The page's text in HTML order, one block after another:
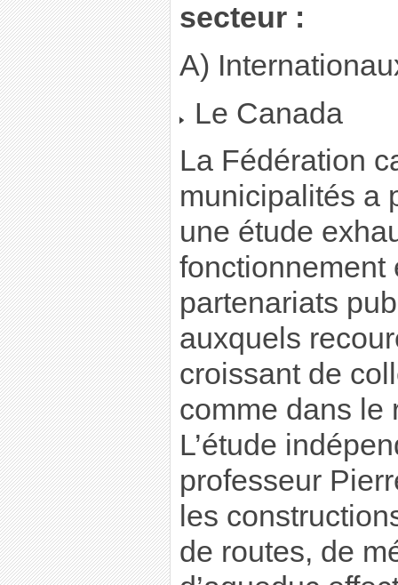
secteur :
A)
Le Canada
La Fédération
municipalités a
une étude
fonctionnement
partenariats
auxquels
croissant de
comme dans le
L’étude
professeur
les
de routes, de